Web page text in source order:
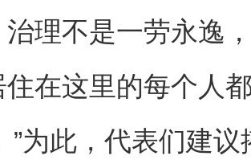
不是一劳永逸，
在这里的每个人
”为此，代表们建